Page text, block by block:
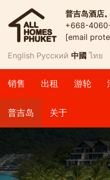
普吉岛酒店。
+668-
[email
English Русский 中國 ไทย
销售 出租 游轮
普吉岛 关于